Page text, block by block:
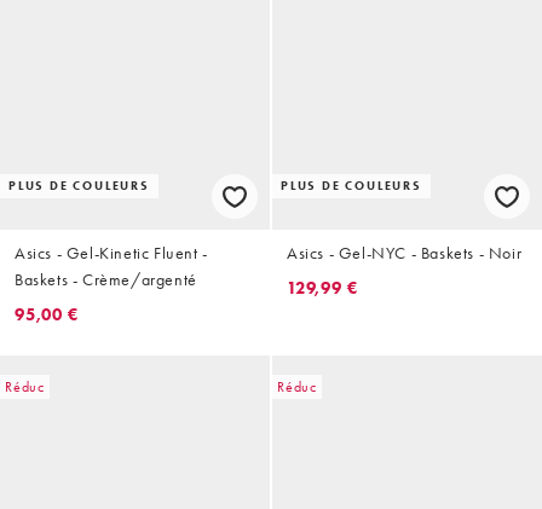
PLUS DE COULEURS
Asics - Gel-Kinetic Fluent -
Baskets - Crème/argenté
95,00 €
PLUS DE COULEURS
Asics - Gel-NYC - Baskets - Noir
129,99 €
Réduc Réduc